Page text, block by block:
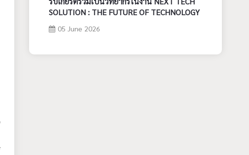
SOLUTION : THE FUTURE OF TECHNOLOGY
05 June 2026